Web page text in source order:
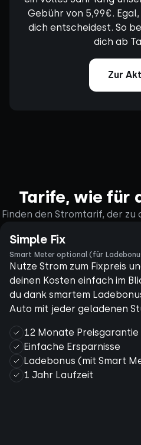
Gebühr von 5,99€.
dich entscheidest. So
dich ab
Zur
Tarife, wie für
Finden den Stromtarif, der zu
Simple Fix
Smart Meter optional (für
Nutze Strom zum Fixpreis
deinen Kosten einfach im
du dank smartem
Auto mit jeder geladenen
12 Monate Preisgarantie
Einfache Ersparnisse
Ladebonus (mit Smart
1 Jahr Laufzeit